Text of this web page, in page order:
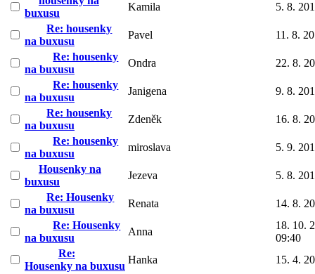
buxusu
Kamila
5. 8.
Re: housenky
na buxusu
Pavel
11. 8.
Re: housenky
na buxusu
Ondra
22. 8.
Re: housenky
na buxusu
Janigena
9. 8.
Re: housenky
na buxusu
Zdeněk
16. 8.
Re: housenky
na buxusu
miroslava
5. 9.
Housenky na
buxusu
Jezeva
5. 8.
Re: Housenky
na buxusu
Renata
14. 8.
Re: Housenky
na buxusu
Anna
18. 10.
09:40
Re:
Housenky na buxusu
Hanka
15. 4.